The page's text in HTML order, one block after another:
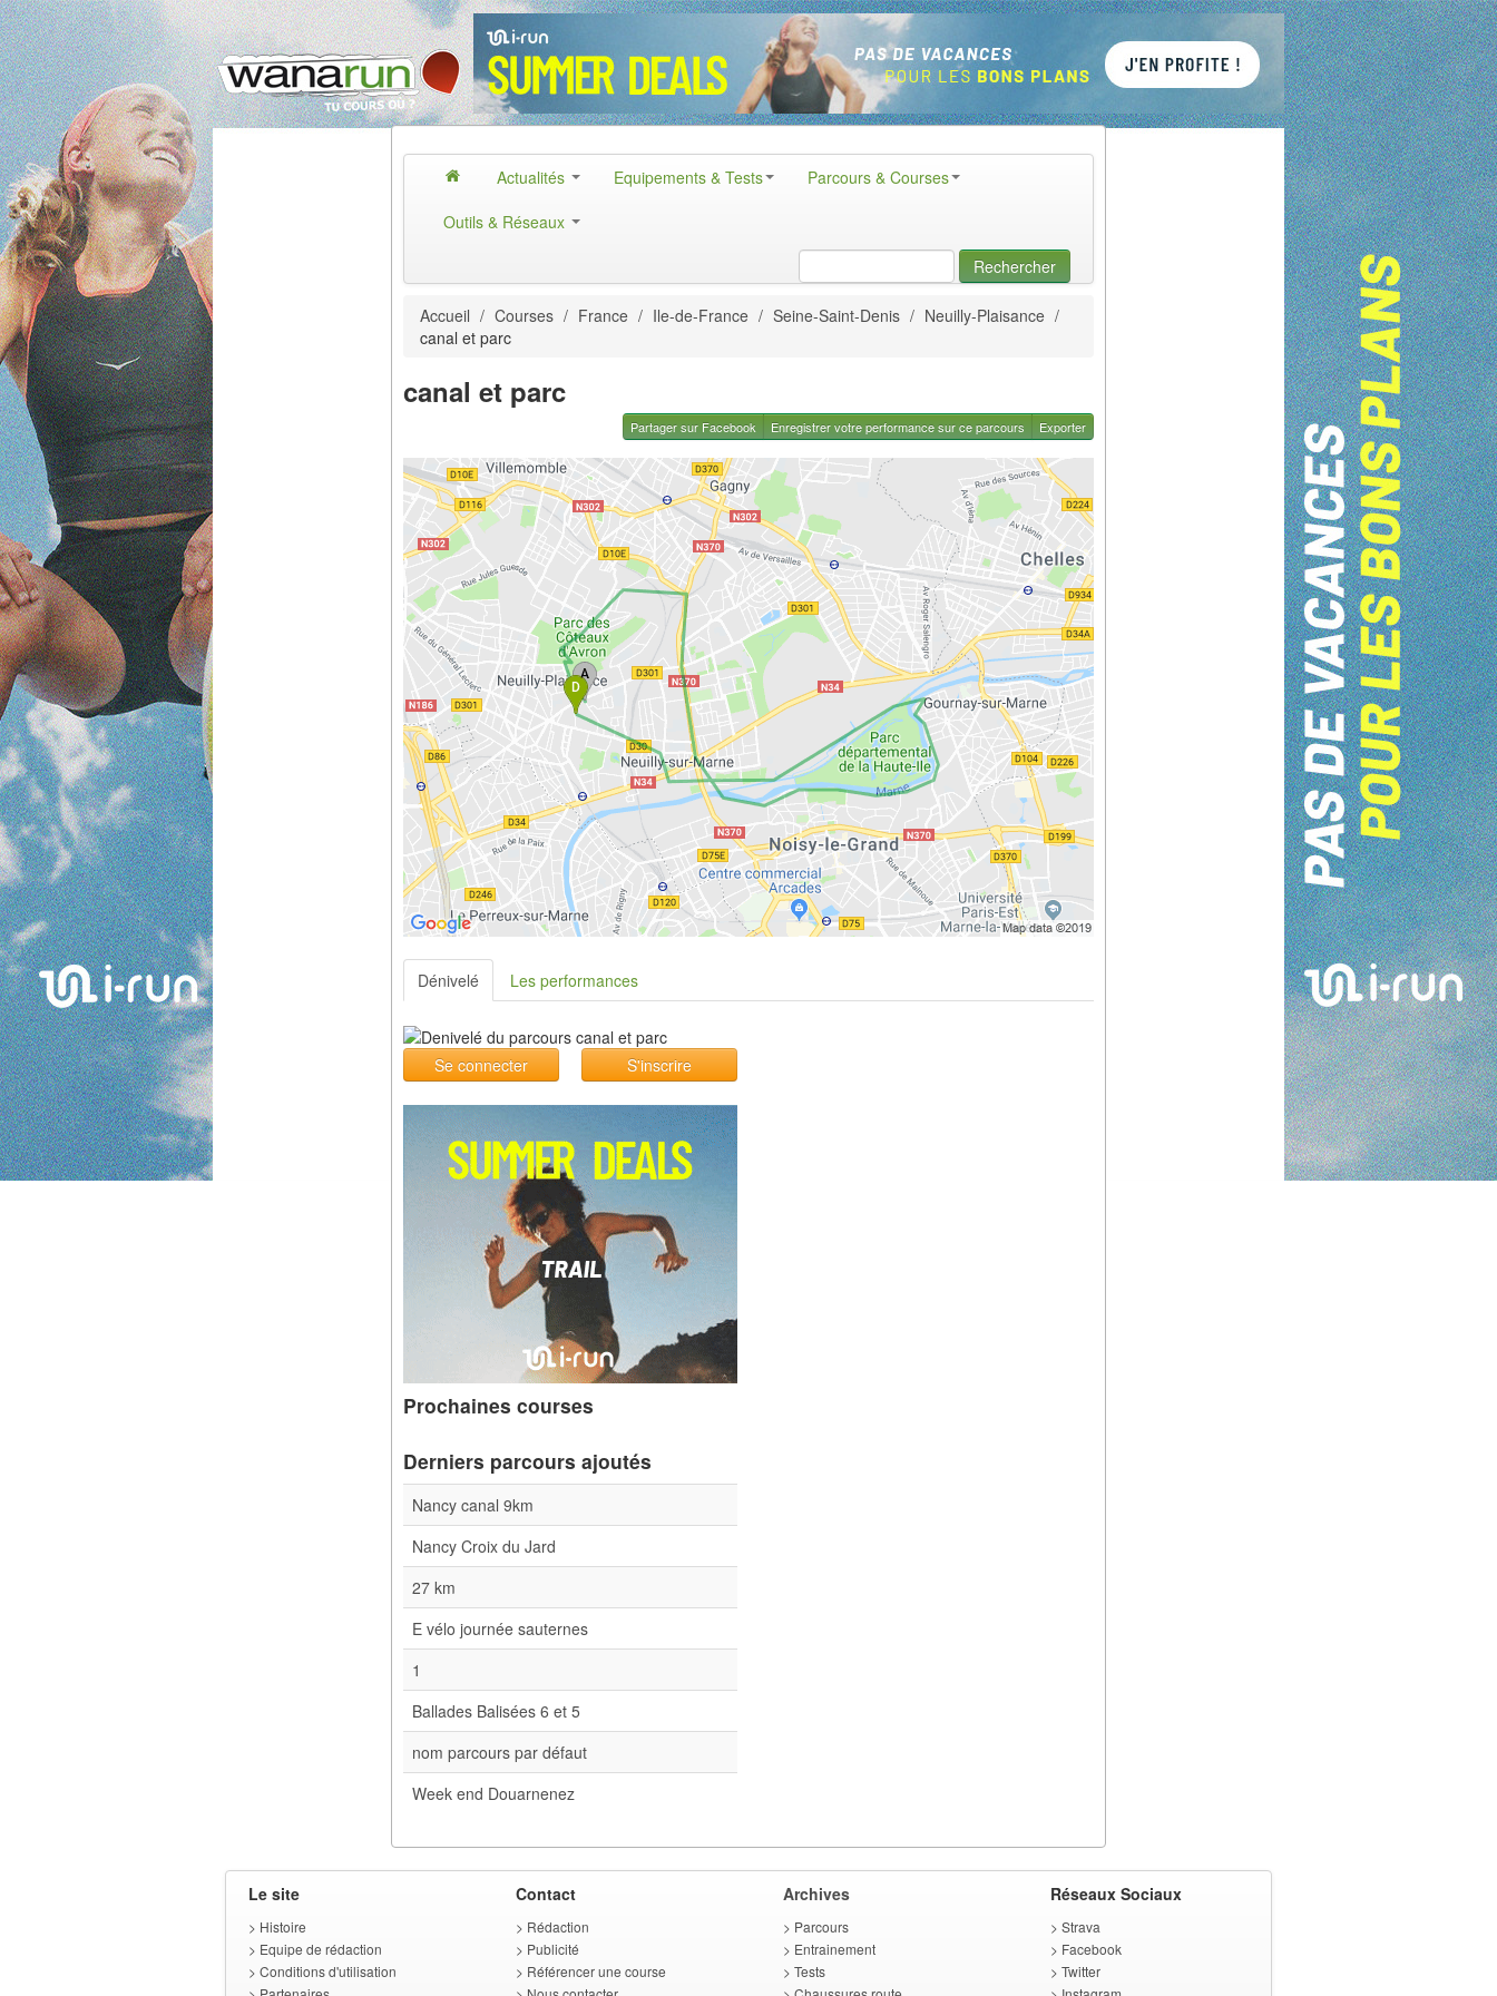
Actualités Equipements & Tests
Parcours & Courses
Outils & Réseaux
Rechercher
Accueil / Courses / France / Ile-de-France / Seine-Saint-Denis / Neuilly-Plaisance /
canal et parc
canal et parc
Partager sur Facebook Enregistrer votre performance sur ce parcours Exporter
Dénivelé Les performances
Se connecter S'inscrire
Prochaines courses
Derniers parcours ajoutés
Nancy canal 9km
Nancy Croix du Jard
27 km
E vélo journée sauternes
1
Ballades Balisées 6 et 5
nom parcours par défaut
Week end Douarnenez
Le site
> Histoire
> Equipe de rédaction
> Conditions d'utilisation
Contact
> Rédaction
> Publicité
> Référencer une course
Archives
> Parcours
> Entrainement
> Tests
Réseaux Sociaux
> Strava
> Facebook
> Twitter